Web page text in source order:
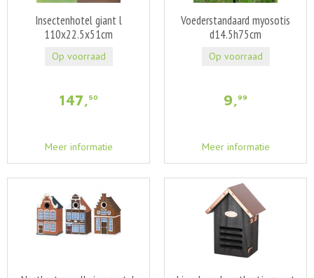
Insectenhotel giant l
110x22.5x51cm
147,50
Meer informatie
Op voorraad
Voederstandaard myosotis
d14.5h75cm
9,99
Meer informatie
Op voorraad